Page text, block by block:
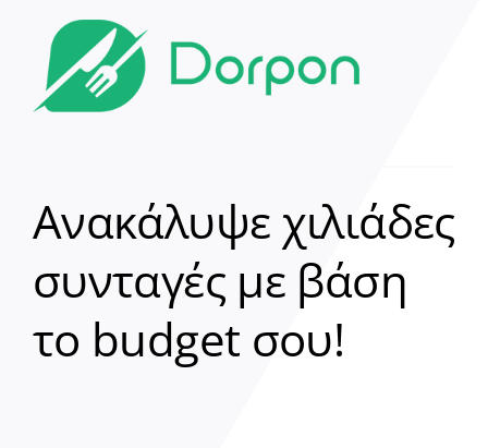
Ανακάλυψε χιλιάδες
συνταγές με βάση
το budget σου!